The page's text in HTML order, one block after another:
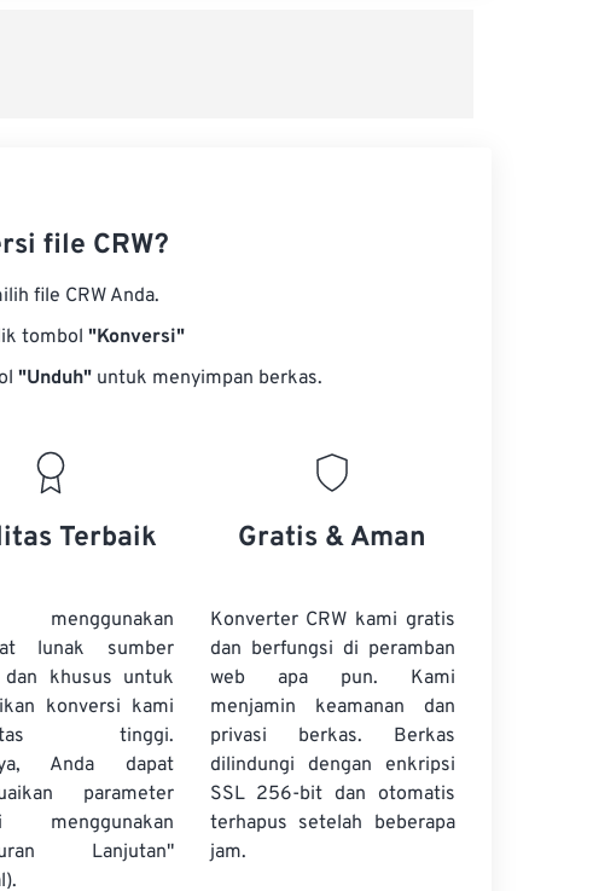
file CRW?
file CRW Anda.
tombol "Konversi"
"Unduh" untuk menyimpan berkas.
Terbaik
lunak sumber
khusus untuk
konversi kami
tinggi.
Anda dapat
parameter
menggunakan
Lanjutan"
Gratis & Aman
Konverter CRW kami gratis
dan berfungsi di peramban
web apa pun. Kami
menjamin keamanan dan
privasi berkas. Berkas
dilindungi dengan enkripsi
SSL 256-bit dan otomatis
terhapus setelah beberapa
jam.